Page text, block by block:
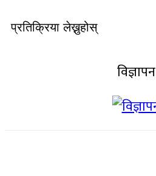
प्रतिक्रिया लेख्नुहोस्
विज्ञापन